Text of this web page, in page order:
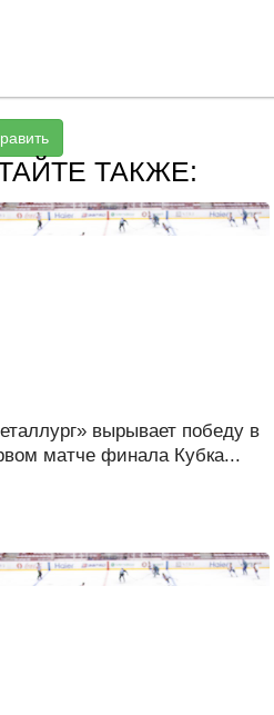
ТАКЖЕ:
вырывает победу в
матче финала Кубка...